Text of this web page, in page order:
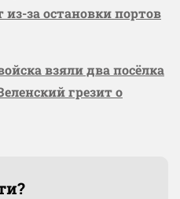
за остановки портов
взяли два посёлка
грезит о